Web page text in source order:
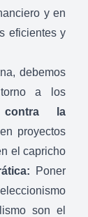
y en
eficientes y
debemos
a los
contra la
proyectos
el capricho
Poner
son el